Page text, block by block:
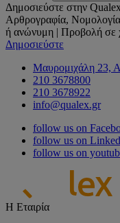
Δημοσιεύστε στην Qualex
Αρθρογραφία,
ή ανώνυμη | Προβολή σε
Δημοσιεύστε
Μαυρομιχάλη 23,
210 3678800
210 3678922
info@qualex.gr
follow us on
follow us on
follow us on
Η Εταιρία